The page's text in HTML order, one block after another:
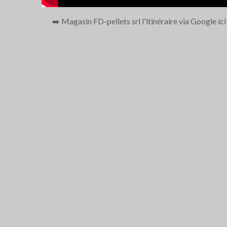
➡️ Magasin FD-pellets srl l'itinéraire via Google